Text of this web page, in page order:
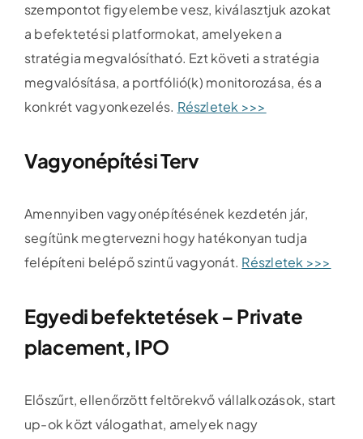
szempontot figyelembe vesz, kiválasztjuk azokat
a befektetési platformokat, amelyeken a
stratégia megvalósítható. Ezt követi a stratégia
megvalósítása, a portfólió(k) monitorozása, és a
konkrét vagyonkezelés. Részletek >>>
Vagyonépítési Terv
Amennyiben vagyonépítésének kezdetén jár,
segítünk megtervezni hogy hatékonyan tudja
felépíteni belépő szintű vagyonát. Részletek >>>
Egyedi befektetések – Private
placement, IPO
Előszűrt, ellenőrzött feltörekvő vállalkozások, start
up-ok közt válogathat, amelyek nagy